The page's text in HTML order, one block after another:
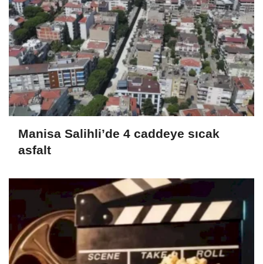
Manisa Salihli’de 4 caddeye sıcak
asfalt